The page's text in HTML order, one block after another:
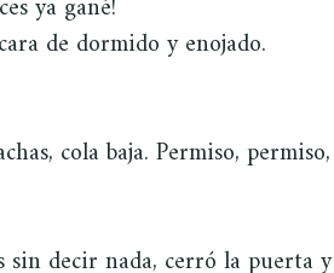
ya gané!
de dormido y enojado.
cola baja. Permiso, permiso,
sin decir nada, cerró la puerta y